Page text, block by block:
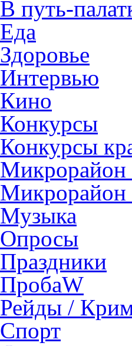
В путь-
Еда
Здоровье
Интервью
Кино
Конкурсы
Конкурсы
Микрорайон
Музыка
Опросы
Праздники
ПробаW
Рейды /
Спорт